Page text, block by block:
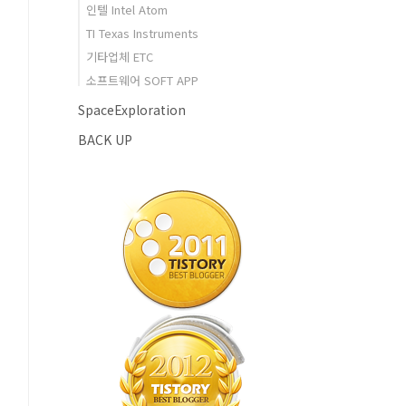
인텔 Intel Atom
TI Texas Instruments
기타업체 ETC
소프트웨어 SOFT APP
SpaceExploration
BACK UP